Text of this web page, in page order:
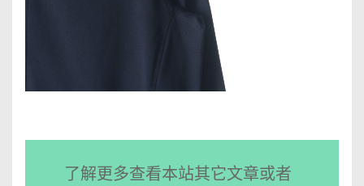
了解更多查看本站其它文章或者